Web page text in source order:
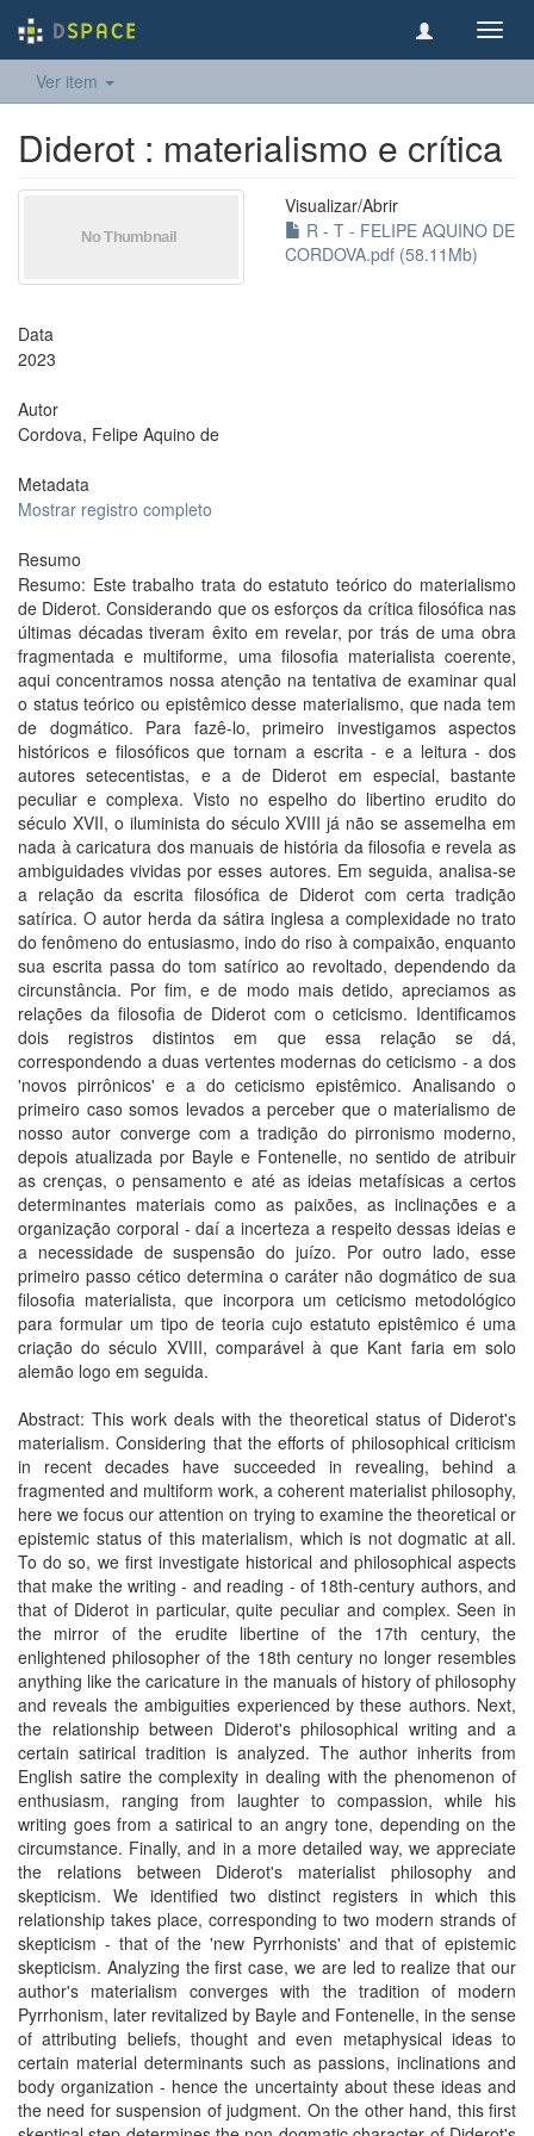
Ver item
Diderot : materialismo e crítica
Visualizar/Abrir
R - T - FELIPE AQUINO DE
CORDOVA.pdf (58.11Mb)
Data
2023
Autor
Cordova, Felipe Aquino de
Metadata
Mostrar registro completo
Resumo
Resumo: Este trabalho trata do estatuto teórico do materialismo
de Diderot. Considerando que os esforços da crítica filosófica nas
últimas décadas tiveram êxito em revelar, por trás de uma obra
fragmentada e multiforme, uma filosofia materialista coerente,
aqui concentramos nossa atenção na tentativa de examinar qual
o status teórico ou epistêmico desse materialismo, que nada tem
de dogmático. Para fazê-lo, primeiro investigamos aspectos
históricos e filosóficos que tornam a escrita - e a leitura - dos
autores setecentistas, e a de Diderot em especial, bastante
peculiar e complexa. Visto no espelho do libertino erudito do
século XVII, o iluminista do século XVIII já não se assemelha em
nada à caricatura dos manuais de história da filosofia e revela as
ambiguidades vividas por esses autores. Em seguida, analisa-se
a relação da escrita filosófica de Diderot com certa tradição
satírica. O autor herda da sátira inglesa a complexidade no trato
do fenômeno do entusiasmo, indo do riso à compaixão, enquanto
sua escrita passa do tom satírico ao revoltado, dependendo da
circunstância. Por fim, e de modo mais detido, apreciamos as
relações da filosofia de Diderot com o ceticismo. Identificamos
dois registros distintos em que essa relação se dá,
correspondendo a duas vertentes modernas do ceticismo - a dos
'novos pirrônicos' e a do ceticismo epistêmico. Analisando o
primeiro caso somos levados a perceber que o materialismo de
nosso autor converge com a tradição do pirronismo moderno,
depois atualizada por Bayle e Fontenelle, no sentido de atribuir
as crenças, o pensamento e até as ideias metafísicas a certos
determinantes materiais como as paixões, as inclinações e a
organização corporal - daí a incerteza a respeito dessas ideias e
a necessidade de suspensão do juízo. Por outro lado, esse
primeiro passo cético determina o caráter não dogmático de sua
filosofia materialista, que incorpora um ceticismo metodológico
para formular um tipo de teoria cujo estatuto epistêmico é uma
criação do século XVIII, comparável à que Kant faria em solo
alemão logo em seguida.
Abstract: This work deals with the theoretical status of Diderot's
materialism. Considering that the efforts of philosophical criticism
in recent decades have succeeded in revealing, behind a
fragmented and multiform work, a coherent materialist philosophy,
here we focus our attention on trying to examine the theoretical or
epistemic status of this materialism, which is not dogmatic at all.
To do so, we first investigate historical and philosophical aspects
that make the writing - and reading - of 18th-century authors, and
that of Diderot in particular, quite peculiar and complex. Seen in
the mirror of the erudite libertine of the 17th century, the
enlightened philosopher of the 18th century no longer resembles
anything like the caricature in the manuals of history of philosophy
and reveals the ambiguities experienced by these authors. Next,
the relationship between Diderot's philosophical writing and a
certain satirical tradition is analyzed. The author inherits from
English satire the complexity in dealing with the phenomenon of
enthusiasm, ranging from laughter to compassion, while his
writing goes from a satirical to an angry tone, depending on the
circumstance. Finally, and in a more detailed way, we appreciate
the relations between Diderot's materialist philosophy and
skepticism. We identified two distinct registers in which this
relationship takes place, corresponding to two modern strands of
skepticism - that of the 'new Pyrrhonists' and that of epistemic
skepticism. Analyzing the first case, we are led to realize that our
author's materialism converges with the tradition of modern
Pyrrhonism, later revitalized by Bayle and Fontenelle, in the sense
of attributing beliefs, thought and even metaphysical ideas to
certain material determinants such as passions, inclinations and
body organization - hence the uncertainty about these ideas and
the need for suspension of judgment. On the other hand, this first